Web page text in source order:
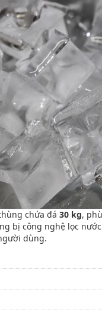
chứa đá30 kg,
bị công nghệ lọc
dùng.